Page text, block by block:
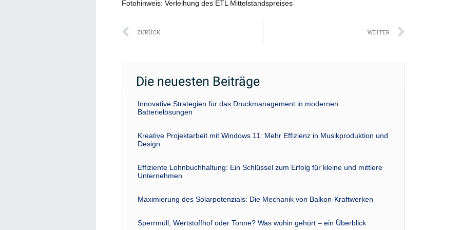
Fotohinweis: Verleihung des ETL Mittelstandspreises
Zurück
ZURÜCK WEITER
Die neuesten Beiträge
Innovative Strategien für das Druckmanagement in modernen
Batterielösungen
Kreative Projektarbeit mit Windows 11: Mehr Effizienz in Musikproduktion und
Design
Effiziente Lohnbuchhaltung: Ein Schlüssel zum Erfolg für kleine und mittlere
Unternehmen
Maximierung des Solarpotenzials: Die Mechanik von Balkon-Kraftwerken
Sperrmüll, Wertstoffhof oder Tonne? Was wohin gehört – ein Überblick